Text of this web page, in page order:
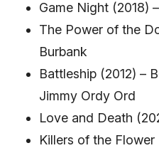
Game Night (2018)
The Power of the
Burbank
Battleship (2012) –
Jimmy Ordy Ord
Love and Death
Killers of the